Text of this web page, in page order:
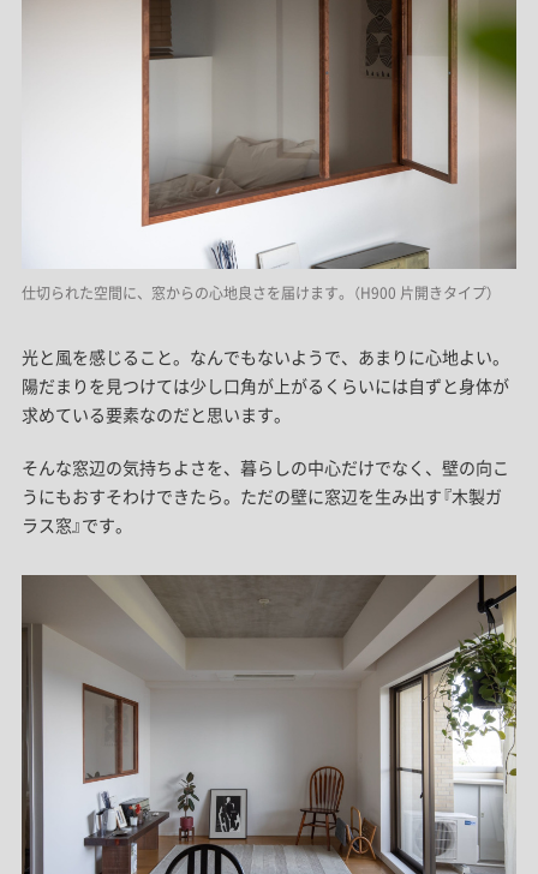
仕切られた空間に、窓からの心地良さを届けます。（H900 片開きタイプ）
光と風を感じること。なんでもないようで、あまりに心地よい。
陽だまりを見つけては少し口角が上がるくらいには自ずと身体が
求めている要素なのだと思います。
そんな窓辺の気持ちよさを、暮らしの中心だけでなく、壁の向こ
うにもおすそわけできたら。ただの壁に窓辺を生み出す『木製ガ
ラス窓』です。